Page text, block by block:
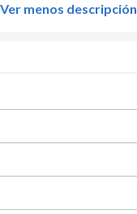
Ver menos descripción